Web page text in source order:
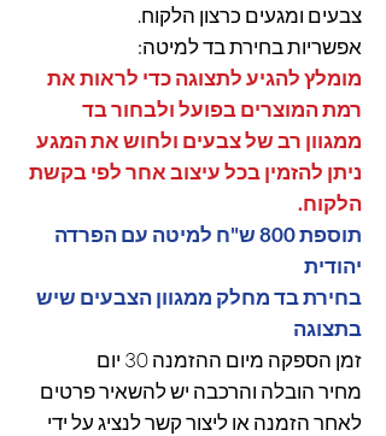
צבעים ומגעים כרצון הלקוח.
אפשריות בחירת בד למיטה:
מומלץ להגיע לתצוגה כדי לראות את
רמת המוצרים בפועל ולבחור בד
ממגוון רב של צבעים ולחוש את המגע
ניתן להזמין בכל עיצוב אחר לפי בקשת
הלקוח.
תוספת 800 ש"ח למיטה עם הפרדה
יהודית
בחירת בד מחלק ממגוון הצבעים שיש
בתצוגה
זמן הספקה מיום ההזמנה 30 יום
מחיר הובלה והרכבה יש להשאיר פרטים
לאחר הזמנה או ליצור קשר לנציג על ידי